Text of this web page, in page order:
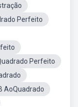
Perfeito
Perfeito
AoQuadrado